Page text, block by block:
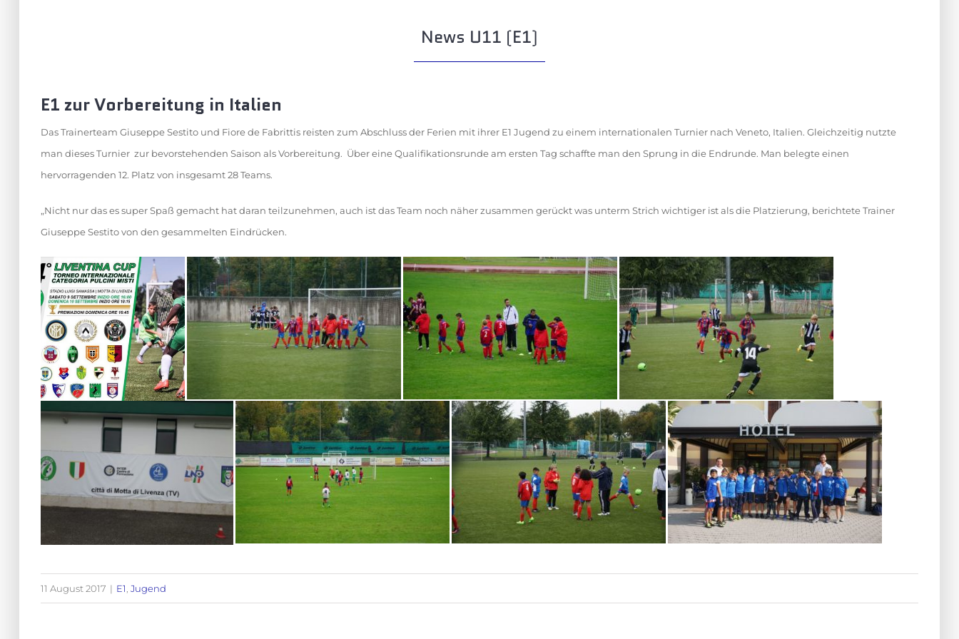
News U11 (E1)
E1 zur Vorbereitung in Italien
Das Trainerteam Giuseppe Sestito und Fiore de Fabrittis reisten zum Abschluss der Ferien mit ihrer E1 Jugend zu einem internationalen Turnier nach Veneto, Italien. Gleichzeitig nutzte
man dieses Turnier zur bevorstehenden Saison als Vorbereitung. Über eine Qualifikationsrunde am ersten Tag schaffte man den Sprung in die Endrunde. Man belegte einen
hervorragenden 12. Platz von insgesamt 28 Teams.
„Nicht nur das es super Spaß gemacht hat daran teilzunehmen, auch ist das Team noch näher zusammen gerückt was unterm Strich wichtiger ist als die Platzierung, berichtete Trainer
Giuseppe Sestito von den gesammelten Eindrücken.
11 August 2017 | E1, Jugend